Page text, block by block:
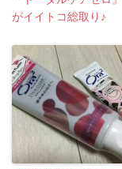
がイイトコ総取り♪